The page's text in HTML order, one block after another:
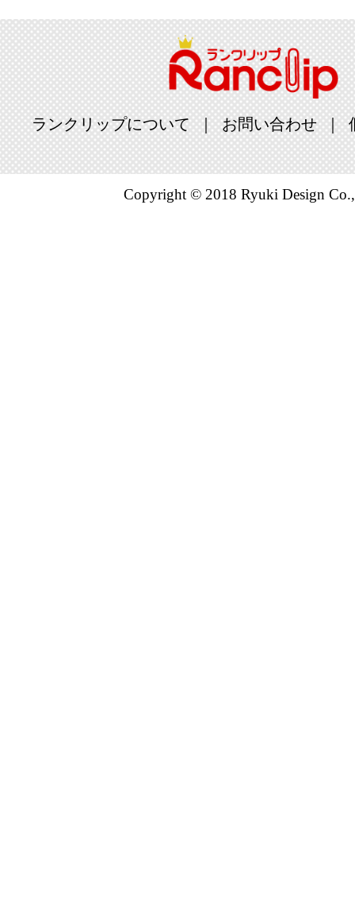
ランクリップについて お問い合わせ
Copyright © 2018 Ryuki Design